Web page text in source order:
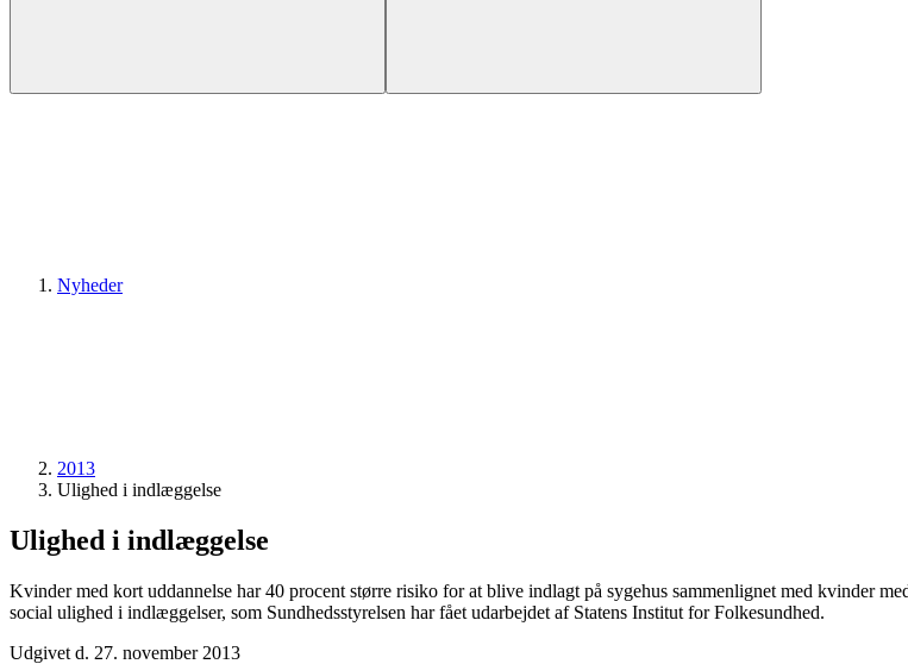
Nyheder
2013
Ulighed i indlæggelse
Ulighed i indlæggelse
Kvinder med kort uddannelse har 40 procent større risiko for at blive indlagt på sygehus sammenlignet med kvinder
social ulighed i indlæggelser, som Sundhedsstyrelsen har fået udarbejdet af Statens Institut for Folkesundhed.
Udgivet d. 27. november 2013